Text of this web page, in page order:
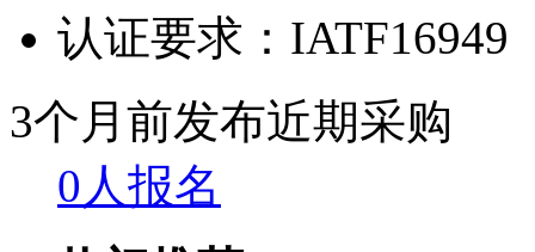
认证要求： IATF16949
3个月前发布近期采购
0人报名